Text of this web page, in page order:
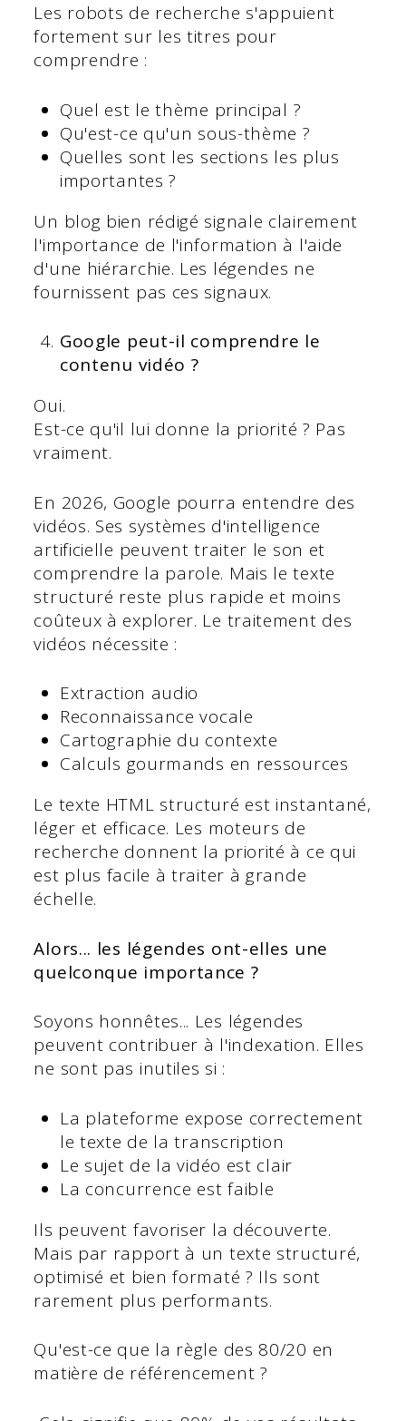
Les robots de recherche s'appuient
fortement sur les titres pour
comprendre :
Quel est le thème principal ?
Qu'est-ce qu'un sous-thème ?
Quelles sont les sections les plus
importantes ?
Un blog bien rédigé signale clairement
l'importance de l'information à l'aide
d'une hiérarchie. Les légendes ne
fournissent pas ces signaux.
Google peut-il comprendre le
contenu vidéo ?
Oui.
Est-ce qu'il lui donne la priorité ? Pas
vraiment.
En 2026, Google pourra entendre des
vidéos. Ses systèmes d'intelligence
artificielle peuvent traiter le son et
comprendre la parole. Mais le texte
structuré reste plus rapide et moins
coûteux à explorer. Le traitement des
vidéos nécessite :
Extraction audio
Reconnaissance vocale
Cartographie du contexte
Calculs gourmands en ressources
Le texte HTML structuré est instantané,
léger et efficace. Les moteurs de
recherche donnent la priorité à ce qui
est plus facile à traiter à grande
échelle.
Alors... les légendes ont-elles une
quelconque importance ?
Soyons honnêtes... Les légendes
peuvent contribuer à l'indexation. Elles
ne sont pas inutiles si :
La plateforme expose correctement
le texte de la transcription
Le sujet de la vidéo est clair
La concurrence est faible
Ils peuvent favoriser la découverte.
Mais par rapport à un texte structuré,
optimisé et bien formaté ? Ils sont
rarement plus performants.
Qu'est-ce que la règle des 80/20 en
matière de référencement ?